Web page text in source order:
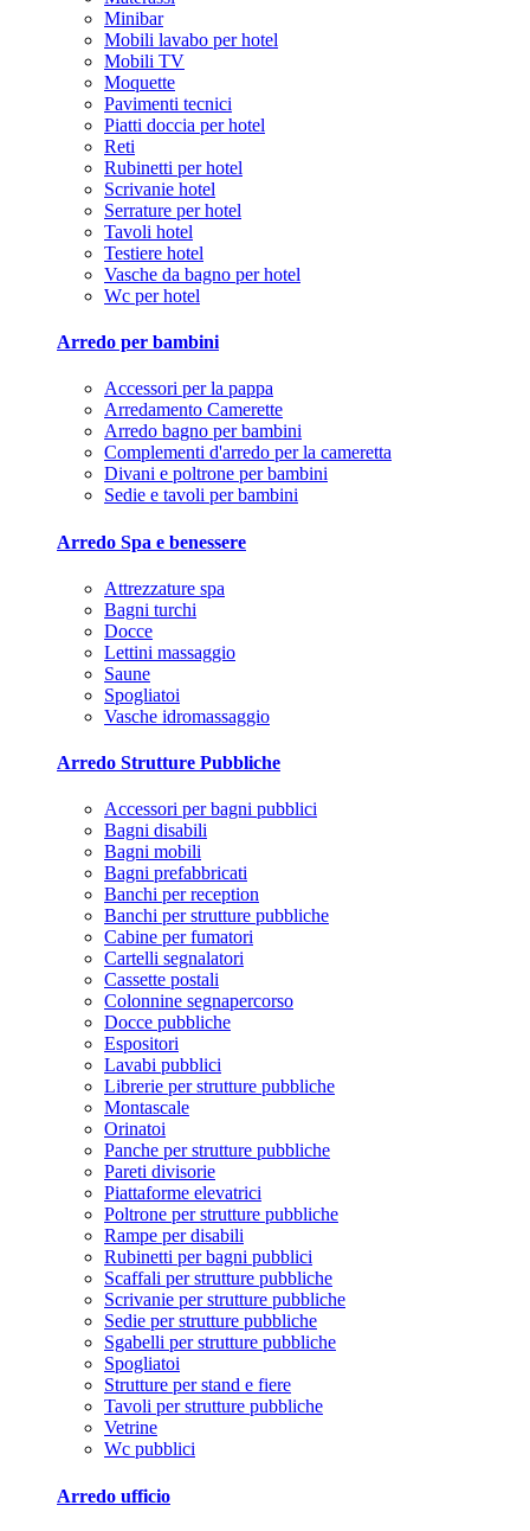
Minibar
Mobili lavabo per hotel
Mobili TV
Moquette
Pavimenti tecnici
Piatti doccia per hotel
Reti
Rubinetti per hotel
Scrivanie hotel
Serrature per hotel
Tavoli hotel
Testiere hotel
Vasche da bagno per hotel
Wc per hotel
Arredo per bambini
Accessori per la pappa
Arredamento Camerette
Arredo bagno per bambini
Complementi d'arredo per la cameretta
Divani e poltrone per bambini
Sedie e tavoli per bambini
Arredo Spa e benessere
Attrezzature spa
Bagni turchi
Docce
Lettini massaggio
Saune
Spogliatoi
Vasche idromassaggio
Arredo Strutture Pubbliche
Accessori per bagni pubblici
Bagni disabili
Bagni mobili
Bagni prefabbricati
Banchi per reception
Banchi per strutture pubbliche
Cabine per fumatori
Cartelli segnalatori
Cassette postali
Colonnine segnapercorso
Docce pubbliche
Espositori
Lavabi pubblici
Librerie per strutture pubbliche
Montascale
Orinatoi
Panche per strutture pubbliche
Pareti divisorie
Piattaforme elevatrici
Poltrone per strutture pubbliche
Rampe per disabili
Rubinetti per bagni pubblici
Scaffali per strutture pubbliche
Scrivanie per strutture pubbliche
Sedie per strutture pubbliche
Sgabelli per strutture pubbliche
Spogliatoi
Strutture per stand e fiere
Tavoli per strutture pubbliche
Vetrine
Wc pubblici
Arredo ufficio